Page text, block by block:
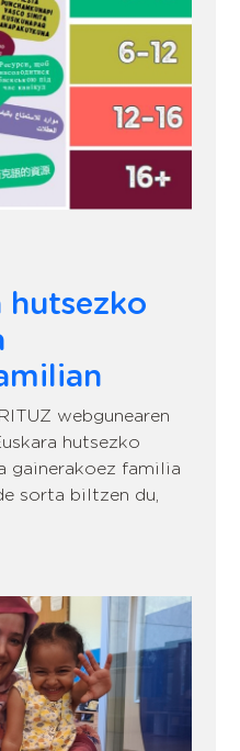
hutsezko
webgunearen
hutsezko
gainerakoez familia
sorta biltzen du,